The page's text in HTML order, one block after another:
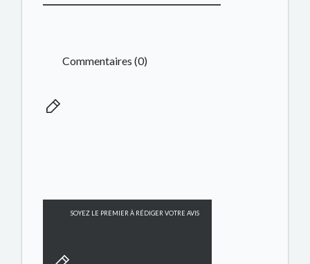
Commentaires (0)
SOYEZ LE PREMIER À RÉDIGER VOTRE AVIS